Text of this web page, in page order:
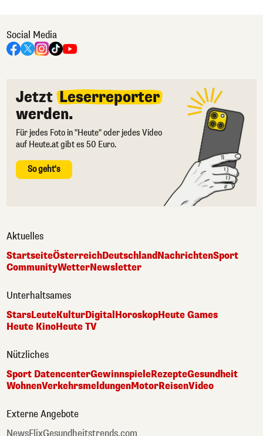
Social Media
Jetzt Leserreporter
werden.
Für jedes Foto in "Heute" oder jedes Video
auf Heute.at gibt es 50 Euro.
So geht's
Aktuelles
StartseiteÖsterreichDeutschlandNachrichtenSport
CommunityWetterNewsletter
Unterhaltsames
StarsLeuteKulturDigital HoroskopHeute Games
Heute KinoHeute TV
Nützliches
Sport DatencenterGewinnspieleRezepteGesundheit
WohnenVerkehrsmeldungenMotorReisenVideo
Externe Angebote
NewsFlixGesundheitstrends.com